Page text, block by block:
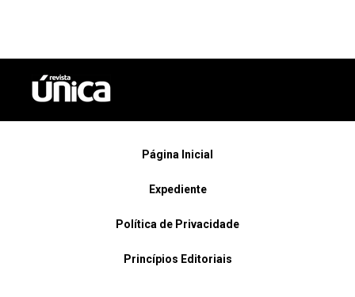
Página Inicial
Expediente
Política de Privacidade
Princípios Editoriais